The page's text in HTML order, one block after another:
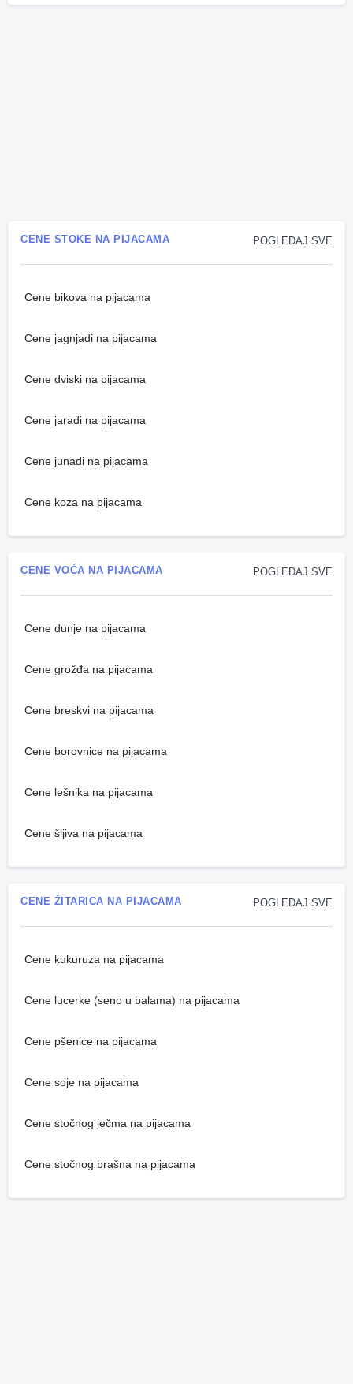
POGLEDAJ SVE
CENE STOKE NA PIJACAMA
Cene bikova na pijacama
Cene jagnjadi na pijacama
Cene dviski na pijacama
Cene jaradi na pijacama
Cene junadi na pijacama
Cene koza na pijacama
POGLEDAJ SVE
CENE VOĆA NA PIJACAMA
Cene dunje na pijacama
Cene grožđa na pijacama
Cene breskvi na pijacama
Cene borovnice na pijacama
Cene lešnika na pijacama
Cene šljiva na pijacama
POGLEDAJ SVE
CENE ŽITARICA NA PIJACAMA
Cene kukuruza na pijacama
Cene lucerke (seno u balama) na pijacama
Cene pšenice na pijacama
Cene soje na pijacama
Cene stočnog ječma na pijacama
Cene stočnog brašna na pijacama